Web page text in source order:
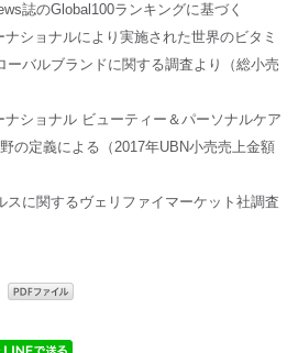
誌のGlobal100ランキングに基づく
ショナルにより実施された世界のビタミ
ーバルブランドに関する調査より（総小売
ショナル ビューティー＆パーソナルケア
の定義による（2017年UBN小売売上金額
に関するヴェリファイマーケット社調査